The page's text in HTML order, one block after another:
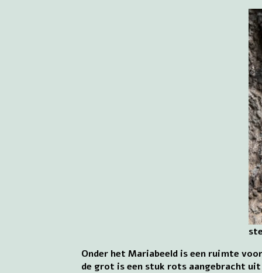
Onder het Mariabeeld is een ruimte
de grot is een stuk rots aangebracht